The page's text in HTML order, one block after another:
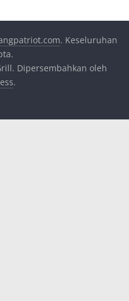
. Keseluruhan
Dipersembahkan oleh
.